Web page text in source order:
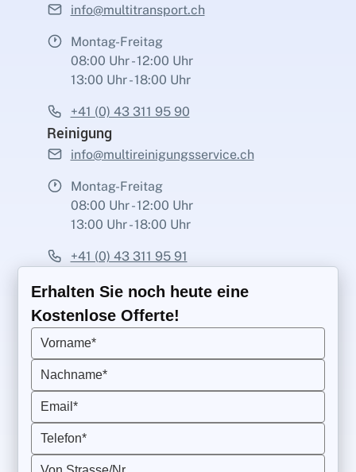
info@multitransport.ch
Montag-Freitag
08:00 Uhr - 12:00 Uhr
13:00 Uhr - 18:00 Uhr
+41 (0) 43 311 95 90
Reinigung
info@multireinigungsservice.ch
Montag-Freitag
08:00 Uhr - 12:00 Uhr
13:00 Uhr - 18:00 Uhr
+41 (0) 43 311 95 91
Erhalten Sie noch heute eine
Kostenlose Offerte!
Vorname*
Nachname*
Email*
Telefon*